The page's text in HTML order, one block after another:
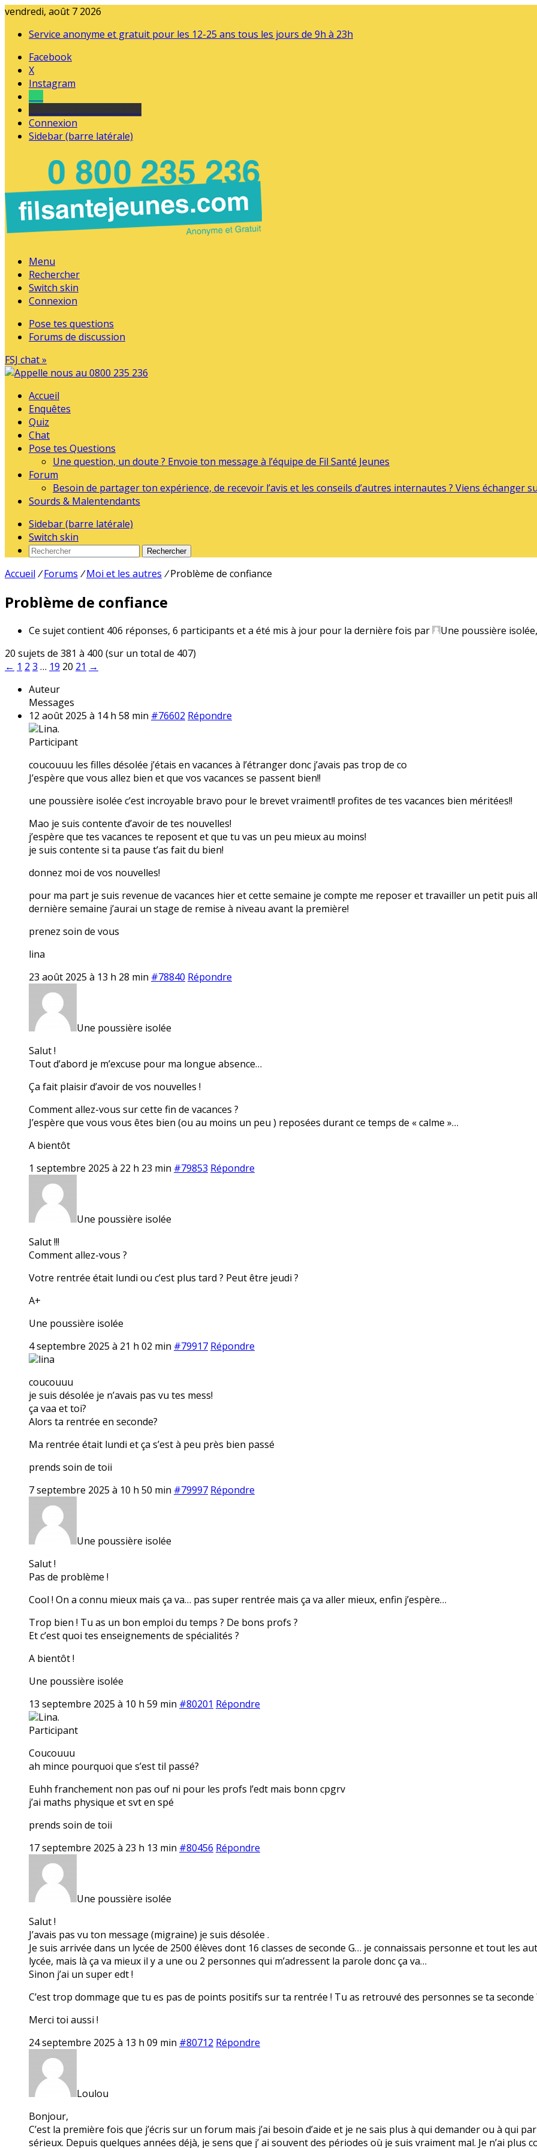
vendredi, août 7 2026
Service anonyme et gratuit pour les 12-25 ans tous les jours de 9h à 23h
Facebook
X
Instagram
Connexion
Sidebar (barre latérale)
Menu
Rechercher
Switch skin
Connexion
Pose tes questions
Forums de discussion
FSJ chat »
Accueil
Enquêtes
Quiz
Chat
Pose tes Questions
Une question, un doute ? Envoie ton message à l’équipe de Fil Santé Jeunes
Forum
Besoin de partager ton expérience, de recevoir l’avis et les conseils d’autres internautes ? Viens échanger
Sourds & Malentendants
Sidebar (barre latérale)
Switch skin
Rechercher
Accueil / Forums / Moi et les autres / Problème de confiance
Problème de confiance
Ce sujet contient 406 réponses, 6 participants et a été mis à jour pour la dernière fois par Une poussière isolée
20 sujets de 381 à 400 (sur un total de 407)
← 1 2 3 … 19 20 21 →
Auteur
Messages
12 août 2025 à 14 h 58 min #76602 Répondre
Lina.
Participant
coucouuu les filles désolée j’étais en vacances à l’étranger donc j’avais pas trop de co
J’espère que vous allez bien et que vos vacances se passent bien!!
une poussière isolée c’est incroyable bravo pour le brevet vraiment!! profites de tes vacances bien méritées!!
Mao je suis contente d’avoir de tes nouvelles!
j’espère que tes vacances te reposent et que tu vas un peu mieux au moins!
je suis contente si ta pause t’as fait du bien!
donnez moi de vos nouvelles!
pour ma part je suis revenue de vacances hier et cette semaine je compte me reposer et travailler un petit puis
dernière semaine j’aurai un stage de remise à niveau avant la première!
prenez soin de vous
lina
23 août 2025 à 13 h 28 min #78840 Répondre
Une poussière isolée
Salut !
Tout d’abord je m’excuse pour ma longue absence…
Ça fait plaisir d’avoir de vos nouvelles !
Comment allez-vous sur cette fin de vacances ?
J’espère que vous vous êtes bien (ou au moins un peu ) reposées durant ce temps de « calme »…
A bientôt
1 septembre 2025 à 22 h 23 min #79853 Répondre
Une poussière isolée
Salut !!!
Comment allez-vous ?
Votre rentrée était lundi ou c’est plus tard ? Peut être jeudi ?
A+
Une poussière isolée
4 septembre 2025 à 21 h 02 min #79917 Répondre
lina
coucouuu
je suis désolée je n’avais pas vu tes mess!
ça vaa et toi?
Alors ta rentrée en seconde?
Ma rentrée était lundi et ça s’est à peu près bien passé
prends soin de toii
7 septembre 2025 à 10 h 50 min #79997 Répondre
Une poussière isolée
Salut !
Pas de problème !
Cool ! On a connu mieux mais ça va… pas super rentrée mais ça va aller mieux, enfin j’espère…
Trop bien ! Tu as un bon emploi du temps ? De bons profs ?
Et c’est quoi tes enseignements de spécialités ?
A bientôt !
Une poussière isolée
13 septembre 2025 à 10 h 59 min #80201 Répondre
Lina.
Participant
Coucouuu
ah mince pourquoi que s’est til passé?
Euhh franchement non pas ouf ni pour les profs l’edt mais bonn cpgrv
j’ai maths physique et svt en spé
prends soin de toii
17 septembre 2025 à 23 h 13 min #80456 Répondre
Une poussière isolée
Salut !
J’avais pas vu ton message (migraine) je suis désolée .
Je suis arrivée dans un lycée de 2500 élèves dont 16 classes de seconde G… je connaissais personne et tout les
lycée, mais là ça va mieux il y a une ou 2 personnes qui m’adressent la parole donc ça va…
Sinon j’ai un super edt !
C’est trop dommage que tu es pas de points positifs sur ta rentrée ! Tu as retrouvé des personnes se ta seconde
Merci toi aussi !
24 septembre 2025 à 13 h 09 min #80712 Répondre
Loulou
Bonjour,
C’est la première fois que j’écris sur un forum mais j’ai besoin d’aide et je ne sais plus à qui demander ou à qui
sérieux. Depuis quelques années déjà, je sens que j’ ai souvent des périodes où je suis vraiment mal. Je n’ai plus